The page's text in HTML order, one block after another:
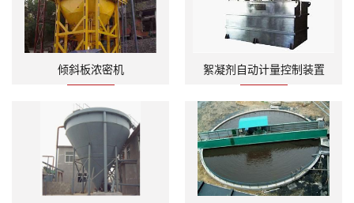
倾斜板浓密机 絮凝剂自动计量控制装置